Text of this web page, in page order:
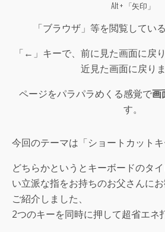
Alt + 「矢印」
「ブラウザ」等を閲覧してい
「←」キーで、前に見た画面に戻
近見た画面に戻りま
ページをパラパラめくる感覚で画
す。
今回のテーマは「ショートカットキ
どちらかというとキーボードのタ
い立派な指をお持ちのお父さんに
ご紹介しました、
2つのキーを同時に押して超省エネ